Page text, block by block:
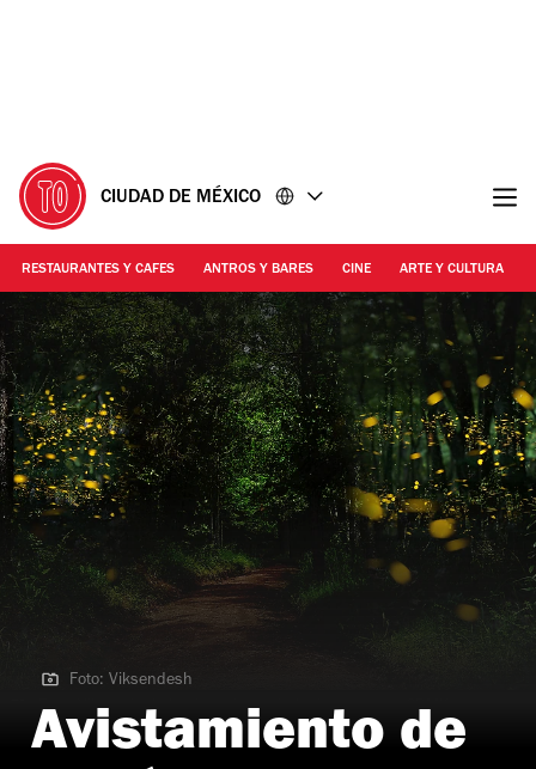
CIUDAD DE MÉXICO
RESTAURANTES Y CAFES ANTROS Y BARES CINE ARTE Y CULTURA
Foto: Viksendesh | avistamiento de luciernagas en CDMX
Foto: Viksendesh
Avistamiento de